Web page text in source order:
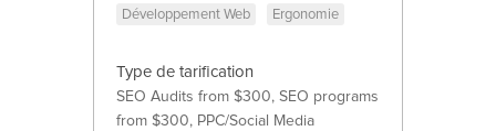
Développement Web Ergonomie
Type de tarification
SEO Audits from $300, SEO programs
from $300, PPC/Social Media